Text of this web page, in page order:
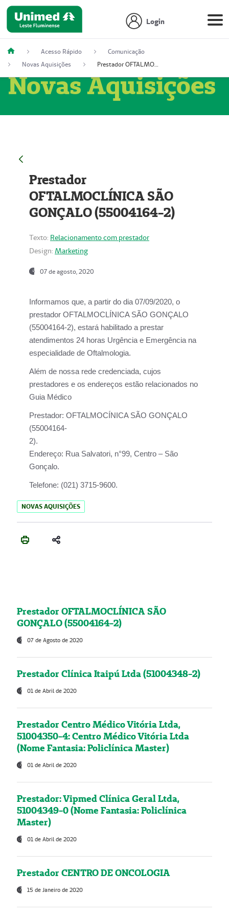
Login
Acesso Rápido
Comunicação
Novas Aquisições
Prestador OFTALMOCLÍNICA SÃO GONÇALO (55004164-2)
Novas Aquisições
Prestador
OFTALMOCLÍNICA SÃO
GONÇALO (55004164-2)
Texto: Relacionamento com prestador
Design: Marketing
07 de agosto, 2020
Informamos que, a partir do dia 07/09/2020, o
prestador OFTALMOCLÍNICA SÃO GONÇALO
(55004164-2), estará habilitado a prestar
atendimentos 24 horas Urgência e Emergência na
especialidade de Oftalmologia.
Além de nossa rede credenciada, cujos
prestadores e os endereços estão relacionados no
Guia Médico
Prestador: OFTALMOCÍNICA SÃO GONÇALO
(55004164-
2).
Endereço: Rua Salvatori, n°99, Centro – São
Gonçalo.
Telefone: (021) 3715-9600.
NOVAS AQUISIÇÕES
Prestador OFTALMOCLÍNICA SÃO
GONÇALO (55004164-2)
07 de Agosto de 2020
Prestador Clínica Itaipú Ltda (51004348-2)
01 de Abril de 2020
Prestador Centro Médico Vitória Ltda,
51004350-4: Centro Médico Vitória Ltda
(Nome Fantasia: Policlínica Master)
01 de Abril de 2020
Prestador: Vipmed Clínica Geral Ltda,
51004349-0 (Nome Fantasia: Policlínica
Master)
01 de Abril de 2020
Prestador CENTRO DE ONCOLOGIA
15 de Janeiro de 2020